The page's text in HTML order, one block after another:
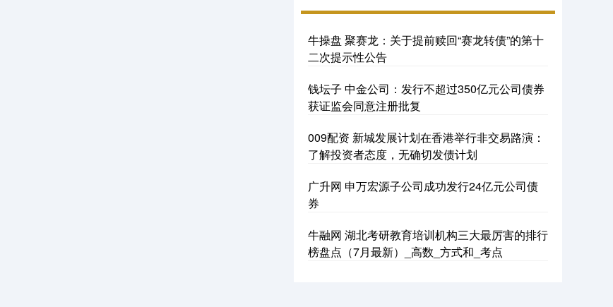
牛操盘 聚赛龙：关于提前赎回“赛龙转债”的第十
二次提示性公告
钱坛子 中金公司：发行不超过350亿元公司债券
获证监会同意注册批复
009配资 新城发展计划在香港举行非交易路演：
了解投资者态度，无确切发债计划
广升网 申万宏源子公司成功发行24亿元公司债
券
牛融网 湖北考研教育培训机构三大最厉害的排行
榜盘点（7月最新）_高数_方式和_考点